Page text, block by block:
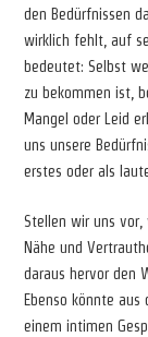
den Bedürfnissen
wirklich fehlt, auf
bedeutet: Selbst
zu bekommen ist,
Mangel oder Leid
uns unsere
erstes oder als
Stellen wir uns vor,
Nähe und
daraus hervor den
Ebenso könnte aus
einem intimen